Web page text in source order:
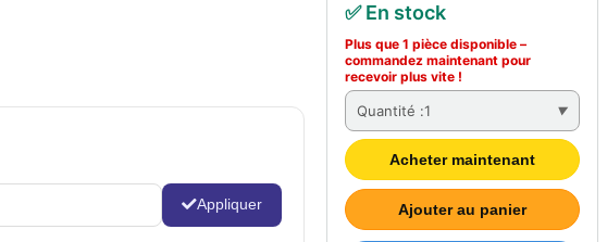
Appliquer
✅ En stock
Plus que 1 pièce disponible –
commandez maintenant pour
recevoir plus vite !
Quantité :1
Acheter maintenant
Ajouter au panier